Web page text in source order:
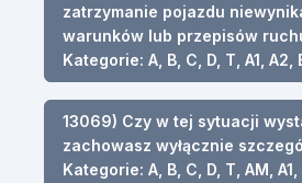
zatrzymanie pojazdu
warunków lub przepisów
Kategorie: A, B, C, D, T, A1, A2,
13069) Czy w tej sytuacji
zachowasz wyłącznie
Kategorie: A, B, C, D, T, AM, A1,